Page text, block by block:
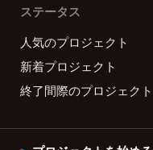
ステータス
人気のプロジェクト
新着プロジェクト
終了間際のプロジェクト